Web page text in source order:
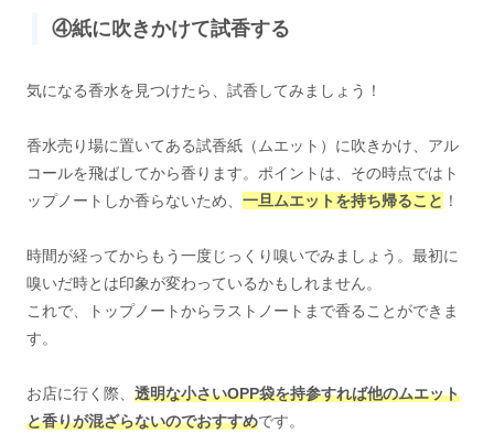
④紙に吹きかけて試香する
気になる香水を見つけたら、試香してみましょう！
香水売り場に置いてある試香紙（ムエット）に吹きかけ、アル
コールを飛ばしてから香ります。ポイントは、その時点ではト
ップノートしか香らないため、 一旦ムエットを持ち帰ること ！
時間が経ってからもう一度じっくり嗅いでみましょう。最初に
嗅いだ時とは印象が変わっているかもしれません。
これで、トップノートからラストノートまで香ることができま
す。
お店に行く際、 透明な小さいOPP袋を持参すれば他のムエット
と香りが混ざらないのでおすすめです。